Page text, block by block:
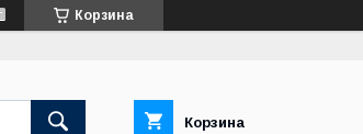
Корзина
Корзина